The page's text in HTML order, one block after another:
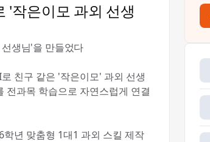
'작은이모 과외 선생
생님'을 만들었다
친구 같은 '작은이모' 과외 선생
전과목 학습으로 자연스럽게 연결
년 맞춤형 1대1 과외 스킬 제작